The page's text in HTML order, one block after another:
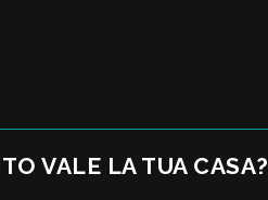
VALE LA TUA CASA?